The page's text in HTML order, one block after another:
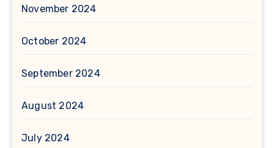
November 2024
October 2024
September 2024
August 2024
July 2024